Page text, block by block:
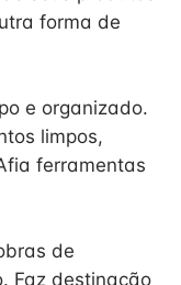
forma de
e organizado.
limpos,
ferramentas
de
Faz destinação